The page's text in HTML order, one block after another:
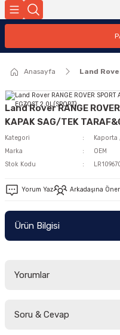
Anasayfa Land
Land Rover RANGE
KAPAK SAG/TEK
Kategori
Kaporta
Marka
OEM
Stok Kodu
Yorum Yaz Arkadaşına Öner
Ürün Bilgisi
Yorumlar
Soru & Cevap